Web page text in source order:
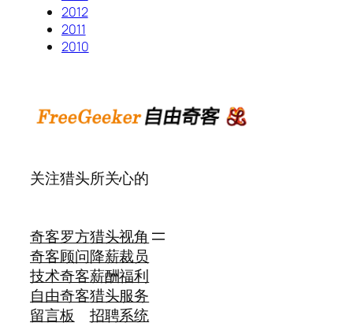
2012
2011
2010
关注猎头所关心的
奇客罗方
奇客顾问
技术奇客
自由奇客
留言板
猎头视角
降薪裁员
薪酬福利
猎头服务
招聘系统